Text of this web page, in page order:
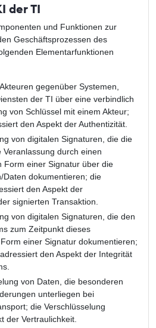
der TI
und Funktionen zur
Geschäftsprozessen des
Elementarfunktionen
gegenüber Systemen,
der TI über eine verbindlich
von Schlüssel mit einem Akteur;
den Aspekt der Authentizität.
von digitalen Signaturen, die die
Veranlassung durch einen
Form einer Signatur über die
Daten dokumentieren; die
den Aspekt der
signierten Transaktion.
von digitalen Signaturen, die den
zum Zeitpunkt dieses
einer Signatur dokumentieren;
den Aspekt der Integrität
von Daten, die besonderen
unterliegen bei
die Verschlüsselung
der Vertraulichkeit.